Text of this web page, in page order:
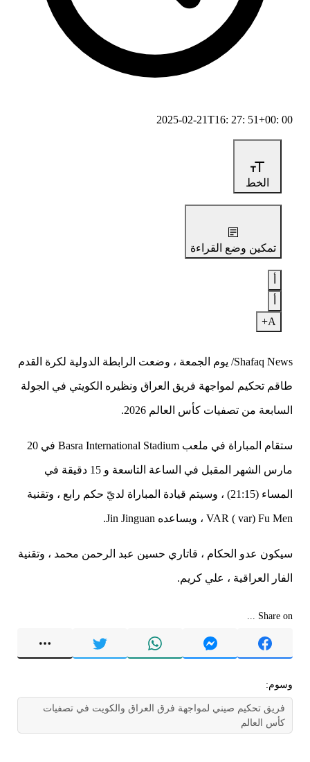
2025-02-21T16: 27: 51+00: 00
الخط
تمكين وضع القراءة
A+
Shafaq News/ يوم الجمعة ، وضعت الرابطة الدولية لكرة القدم
طاقم تحكيم لمواجهة فريق العراق ونظيره الكويتي في الجولة
السابعة من تصفيات كأس العالم 2026.
ستقام المباراة في ملعب Basra International Stadium في 20
مارس الشهر المقبل في الساعة التاسعة و 15 دقيقة في
المساء (21:15) ، وسيتم قيادة المباراة لديّ حكم رابع ، وتقنية
VAR ( var) Fu Men ، ويساعده Jin Jinguan.
سيكون عدو الحكام ، قاتاري حسين عبد الرحمن محمد ، وتقنية
الفار العراقية ، علي كريم.
Share on ...
وسوم:
فريق تحكيم صيني لمواجهة فرق العراق والكويت في تصفيات
كأس العالم